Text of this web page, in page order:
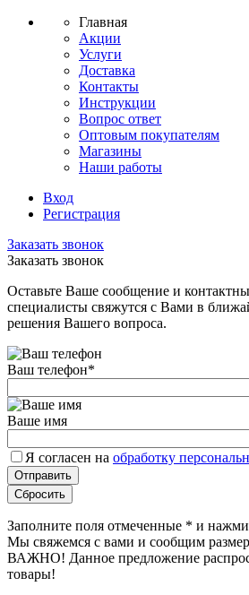
Главная
Акции
Услуги
Доставка
Контакты
Инструкции
Вопрос ответ
Оптовым покупателям
Магазины
Наши работы
Вход
Регистрация
Заказать звонок
Заказать звонок
Оставьте Ваше сообщение и
специалисты свяжутся с Вами в
решения Вашего вопроса.
Ваш телефон*
Ваше имя
Я согласен на обработку
Заполните поля отмеченные * и
Мы свяжемся с вами и сообщим
ВАЖНО! Данное предложение
товары!